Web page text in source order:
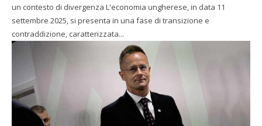
un contesto di divergenza L'economia ungherese, in data 11
settembre 2025, si presenta in una fase di transizione e
contraddizione, caratterizzata...